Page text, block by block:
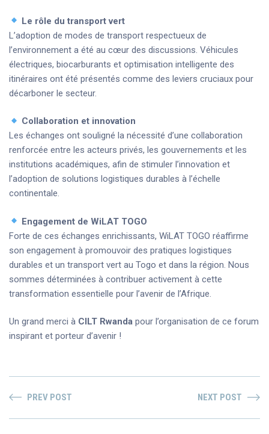
Le rôle du transport vert
L’adoption de modes de transport respectueux de
l’environnement a été au cœur des discussions. Véhicules
électriques, biocarburants et optimisation intelligente des
itinéraires ont été présentés comme des leviers cruciaux pour
décarboner le secteur.
Collaboration et innovation
Les échanges ont souligné la nécessité d’une collaboration
renforcée entre les acteurs privés, les gouvernements et les
institutions académiques, afin de stimuler l’innovation et
l’adoption de solutions logistiques durables à l’échelle
continentale.
Engagement de WiLAT TOGO
Forte de ces échanges enrichissants, WiLAT TOGO réaffirme
son engagement à promouvoir des pratiques logistiques
durables et un transport vert au Togo et dans la région. Nous
sommes déterminées à contribuer activement à cette
transformation essentielle pour l’avenir de l’Afrique.
Un grand merci à CILT Rwanda pour l’organisation de ce forum
inspirant et porteur d’avenir !
PREV POST NEXT POST